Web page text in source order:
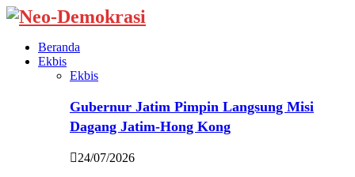
Beranda
Ekbis
Ekbis
Gubernur Jatim Pimpin Langsung Misi
Dagang Jatim-Hong Kong
24/07/2026